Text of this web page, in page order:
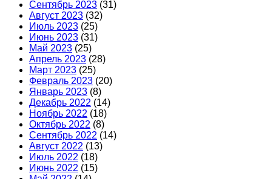
Сентябрь 2023 (31)
Август 2023 (32)
Июль 2023 (25)
Июнь 2023 (31)
Май 2023 (25)
Апрель 2023 (28)
Март 2023 (25)
Февраль 2023 (20)
Январь 2023 (8)
Декабрь 2022 (14)
Ноябрь 2022 (18)
Октябрь 2022 (8)
Сентябрь 2022 (14)
Август 2022 (13)
Июль 2022 (18)
Июнь 2022 (15)